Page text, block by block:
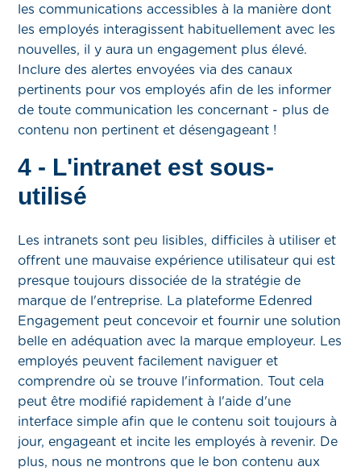
les communications accessibles à la manière dont
les employés interagissent habituellement avec les
nouvelles, il y aura un engagement plus élevé.
Inclure des alertes envoyées via des canaux
pertinents pour vos employés afin de les informer
de toute communication les concernant - plus de
contenu non pertinent et désengageant !
4 - L'intranet est sous-
utilisé
Les intranets sont peu lisibles, difficiles à utiliser et
offrent une mauvaise expérience utilisateur qui est
presque toujours dissociée de la stratégie de
marque de l'entreprise. La plateforme Edenred
Engagement peut concevoir et fournir une solution
belle en adéquation avec la marque employeur. Les
employés peuvent facilement naviguer et
comprendre où se trouve l'information. Tout cela
peut être modifié rapidement à l'aide d'une
interface simple afin que le contenu soit toujours à
jour, engageant et incite les employés à revenir. De
plus, nous ne montrons que le bon contenu aux